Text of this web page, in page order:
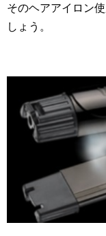
そのヘアアイロン
しょう。